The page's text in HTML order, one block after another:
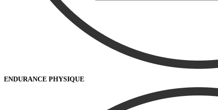
ENDURANCE PHYSIQUE